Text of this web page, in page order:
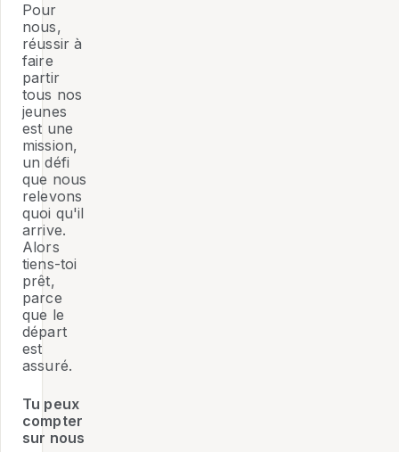
Pour
nous,
réussir à
faire
partir
tous nos
jeunes
est une
mission,
un défi
que nous
relevons
quoi qu'il
arrive.
Alors
tiens-toi
prêt,
parce
que le
départ
est
assuré.
Tu peux
compter
sur nous